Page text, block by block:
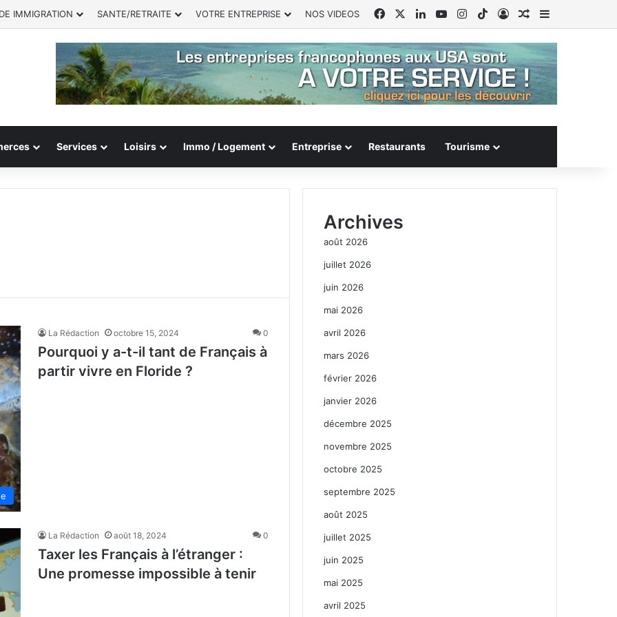
IMMIGRATION SANTE/RETRAITE VOTRE ENTREPRISE NOS VIDEOS FacebookLinkedinYouTubeInstagram
TikTokConnexion
Article Aléatoire
Sidebar
Services Loisirs Immo / Logement Entreprise Restaurants Tourisme
La Rédaction octobre 15, 2024 0
Pourquoi y a-t-il tant de Français à
partir vivre en Floride ?
La Rédaction août 18, 2024 0
Taxer les Français à l’étranger :
Une promesse impossible à tenir
Archives
août 2026
juillet 2026
juin 2026
mai 2026
avril 2026
mars 2026
février 2026
janvier 2026
décembre 2025
novembre 2025
octobre 2025
septembre 2025
août 2025
juillet 2025
juin 2025
mai 2025
avril 2025